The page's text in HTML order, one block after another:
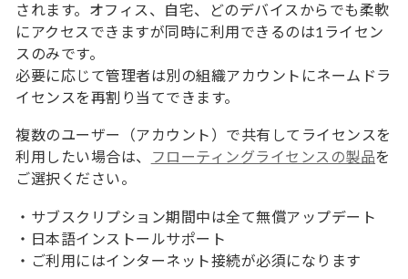
されます。オフィス、自宅、どのデバイスからでも柔軟
にアクセスできますが同時に利用できるのは1ライセン
スのみです。
必要に応じて管理者は別の組織アカウントにネームドラ
イセンスを再割り当てできます。
複数のユーザー（アカウント）で共有してライセンスを
利用したい場合は、
フローティングライセンスの製品を
ご選択ください。
・サブスクリプション期間中は全て無償アップデート
・日本語インストールサポート
・ご利用にはインターネット接続が必須になります